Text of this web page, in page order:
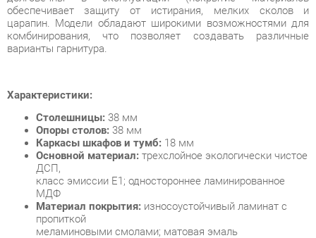
Характеристики:
Основной материал:
класс эмиссии Е1; одностороннее ламинированное
МДФ
Материал покрытия:износоустойчивый ламинат с
пропиткой
меламиновыми смолами; матовая эмаль
Лицевая фурнитура:П-образная, материал —
аллюминий
Регулируемые опоры столов и шкафов:
металлические с
пластиковым основанием, диапазон регулировок — до